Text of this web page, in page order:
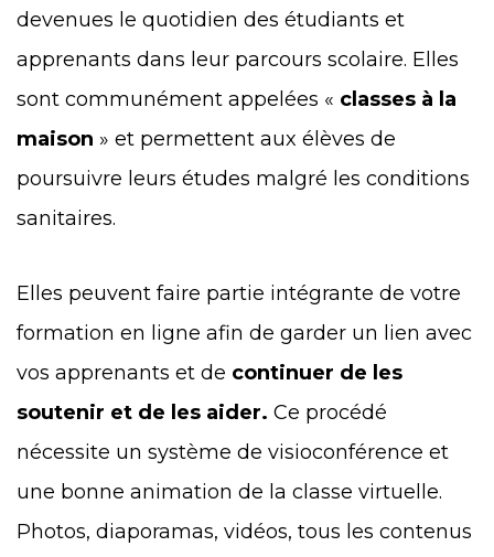
devenues le quotidien des étudiants et
apprenants dans leur parcours scolaire. Elles
sont communément appelées « classes à la
maison » et permettent aux élèves de
poursuivre leurs études malgré les conditions
sanitaires.
Elles peuvent faire partie intégrante de votre
formation en ligne afin de garder un lien avec
vos apprenants et de continuer de les
soutenir et de les aider. Ce procédé
nécessite un système de visioconférence et
une bonne animation de la classe virtuelle.
Photos, diaporamas, vidéos, tous les contenus